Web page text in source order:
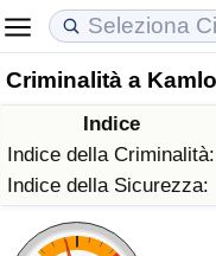
Criminalità a
Indice
Indice della Criminalità:
Indice della Sicurezza:
Costo della vita
Indice Del Costo
Indice Del Costo
Prezzi degli immobili
Indice del Prezzo
Indice del Prezzo
Qualità della Vita
Indice della Qualità
Indice della Qualità